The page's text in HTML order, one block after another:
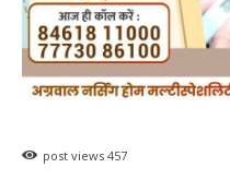
post views 457